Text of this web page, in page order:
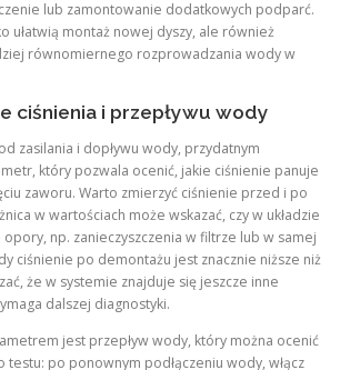
lub zamontowanie dodatkowych podparć.
ułatwią montaż nowej dyszy, ale również
równomiernego rozprowadzania wody w
ciśnienia i przepływu wody
zasilania i dopływu wody, przydatnym
który pozwala ocenić, jakie ciśnienie panuje
zaworu. Warto zmierzyć ciśnienie przed i po
w wartościach może wskazać, czy w układzie
np. zanieczyszczenia w filtrze lub w samej
ciśnienie po demontażu jest znacznie niższe niż
że w systemie znajduje się jeszcze inne
dalszej diagnostyki.
jest przepływ wody, który można ocenić
po ponownym podłączeniu wody, włącz